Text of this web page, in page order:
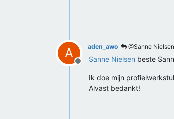
A
Offline
aden_awo @Sanne Nielsen
Sanne Nielsen beste
Ik doe mijn
Alvast bedankt!